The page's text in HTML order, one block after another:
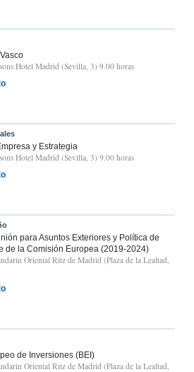
Hotel Madrid (Sevilla, 3) 9.00 horas
y Estrategia
Hotel Madrid (Sevilla, 3) 9.00 horas
para Asuntos Exteriores y Política de
de la Comisión Europea (2019-2024)
Oriental Ritz de Madrid (Plaza de la Lealtad,
de Inversiones (BEI)
Oriental Ritz de Madrid (Plaza de la Lealtad,